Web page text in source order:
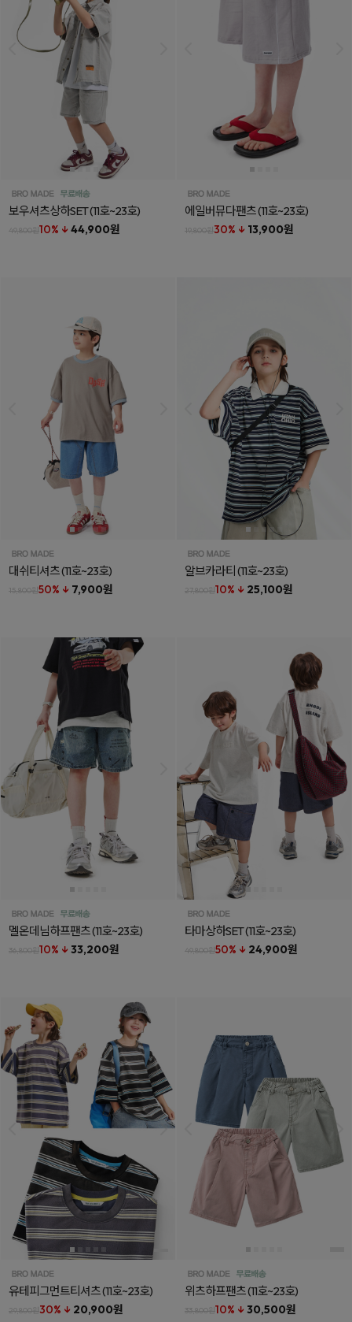
보우셔츠상하SET(11호~23호)
49,800원10% ↓ 44,900원
에일버뮤다팬츠(11호~23호)
19,800원30% ↓ 13,900원
대쉬티셔츠(11호~23호)
15,800원50% ↓ 7,900원
알브카라티(11호~23호)
27,800원10% ↓ 25,100원
멜온데님하프팬츠(11호~23호)
36,800원10% ↓ 33,200원
타마상하SET(11호~23호)
49,800원50% ↓ 24,900원
유테피그먼트티셔츠(11호~23호)
29,800원30% ↓ 20,900원
위츠하프팬츠(11호~23호)
33,800원10% ↓ 30,500원